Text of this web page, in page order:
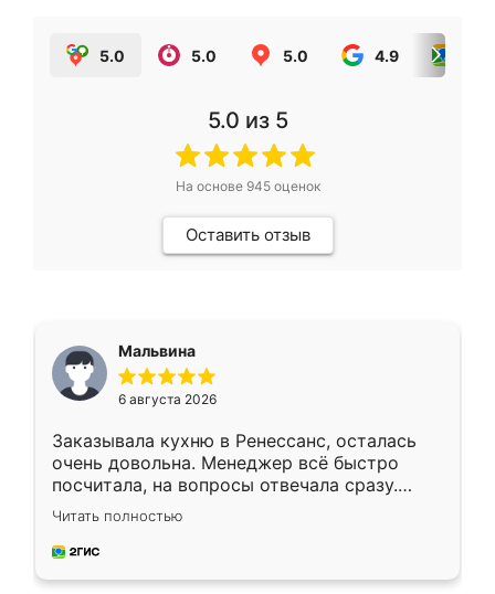
5.0 5.0 5.0 4.9
5.0 из 5
На основе 945оценок
Оставить отзыв
Мальвина
6 августа 2026
Заказывала кухню в Ренессанс, осталась
очень довольна. Менеджер всё быстро
посчитала, на вопросы отвечала сразу.
Замерщик приехал в субботу, подошёл к
делу со всей ответственностью. Собрали
за день, ребята работали аккуратно, даже
Читать полностью